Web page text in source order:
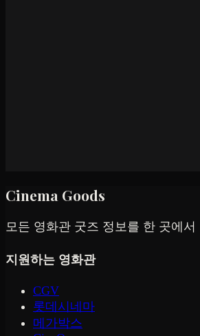
Cinema Goods
모든 영화관 굿즈 정보를 한 곳에서
지원하는 영화관
CGV
롯데시네마
메가박스